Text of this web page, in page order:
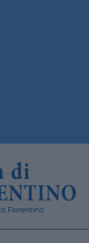
Fiorentino